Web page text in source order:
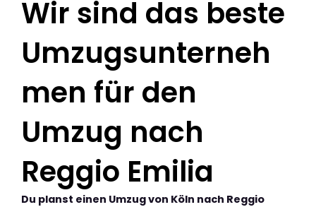
Wir sind das beste
Umzugsunterneh
men für den
Umzug nach
Reggio Emilia
Du planst einen Umzug von Köln nach Reggio